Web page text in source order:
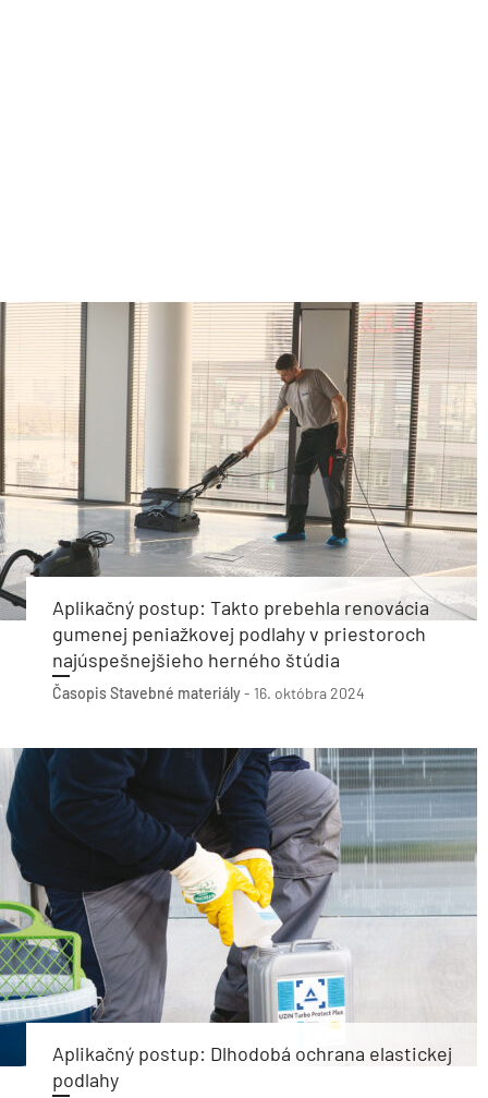
Aplikačný postup: Takto prebehla renovácia
gumenej peniažkovej podlahy v priestoroch
najúspešnejšieho herného štúdia
Časopis Stavebné materiály- 16. októbra 2024
Aplikačný postup: Dlhodobá ochrana elastickej
podlahy